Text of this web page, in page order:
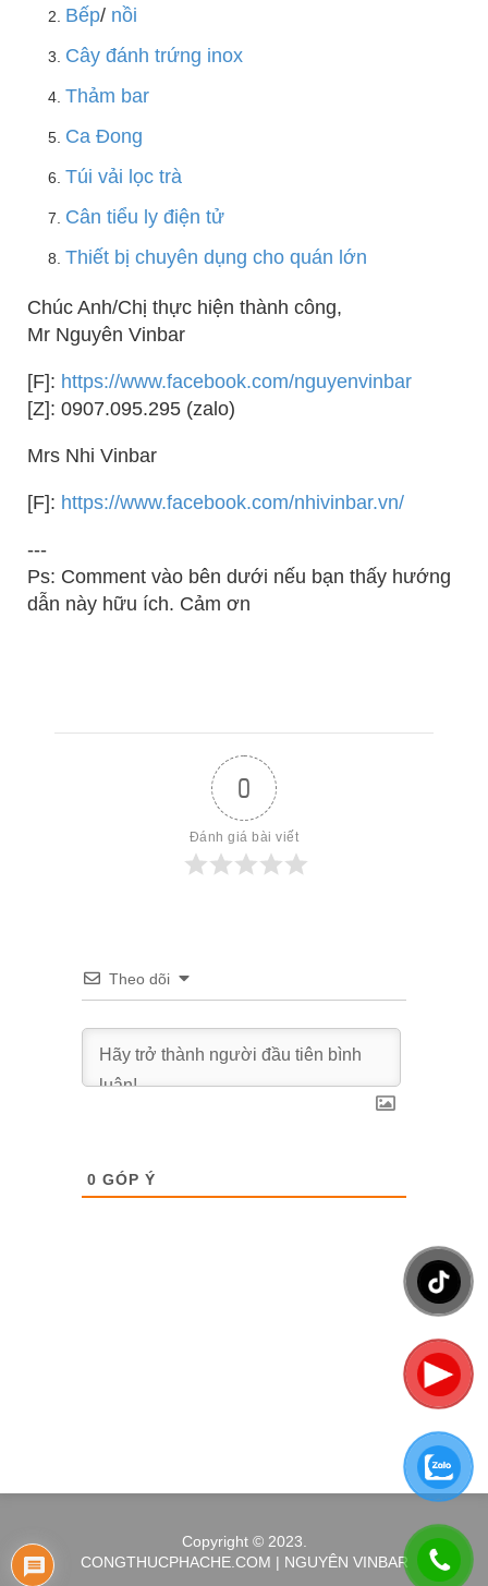
Bếp/ nồi
Cây đánh trứng inox
Thảm bar
Ca Đong
Túi vải lọc trà
Cân tiểu ly điện tử
Thiết bị chuyên dụng cho quán lớn
Chúc Anh/Chị thực hiện thành công,
Mr Nguyên Vinbar
[F]: https://www.facebook.com/nguyenvinbar
[Z]: 0907.095.295 (zalo)
Mrs Nhi Vinbar
[F]: https://www.facebook.com/nhivinbar.vn/
---
Ps: Comment vào bên dưới nếu bạn thấy hướng
dẫn này hữu ích. Cảm ơn
0
Đánh giá bài viết
Theo dõi
0 GÓP Ý
Copyright © 2023.
CONGTHUCPHACHE.COM | NGUYÊN VINBAR